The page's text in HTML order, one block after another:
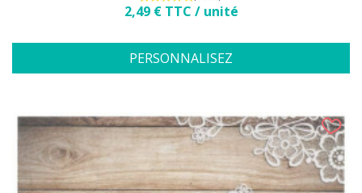
Prix
2,49 € TTC / unité
PERSONNALISEZ